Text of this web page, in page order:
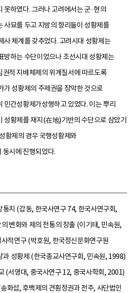
못하였다. 그러나 고려에서는 군·현의
사묘를 두고 지방의 향리들이 성황제를
사 체계를 갖추었다. 고려시대 성황제는
방하는 수단이었으나 조선시대 성황제는
적 지배체제의 위계질서에 따르도록
가 성황제의 주제권을 장악한 것으로
민간성황제가성행하고 있었다. 이는 뿌리
성황제를 재지(在地)기반의 수단으로 삼았기
황제의 경우 국행성황제와
시에 진행되었다.
통치 (갑동, 한국사연구 74, 한국사연구회,
변화와 제의 전통의 창출 (이기태, 민속원,
적연구 (박호원, 한국정신문화연구원
성황제 (한국종교사연구회, 민속원, 1998)
(서영대, 중국사연구 12, 중국사학회, 2001)
화섭, 후백제의 견훤정권과 전주, 사단법인